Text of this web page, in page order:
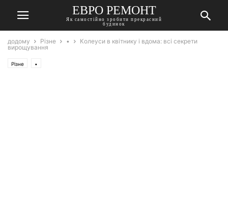
ЕВРО РЕМОНТ
Як самостійно зробити прекрасний
будинок
додому Різне •
Колеуси в квітнику і вдома: всі секрети
вирощування
Різне •